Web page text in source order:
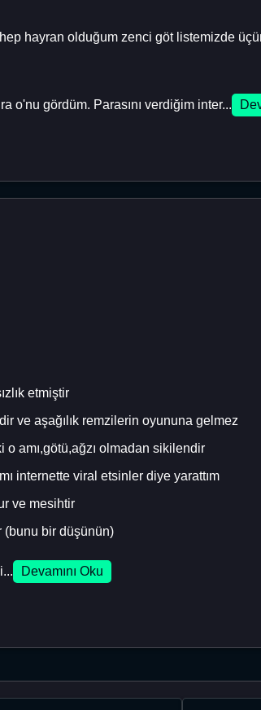
hayran olduğum zenci göt listemizde
o'nu gördüm. Parasını verdiğim inter...
etmiştir
ve aşağılık remzilerin oyununa gelmez
amı,götü,ağzı olmadan sikilendir
internette viral etsinler diye yarattım
ve mesihtir
(bunu bir düşünün)
Devamını Oku